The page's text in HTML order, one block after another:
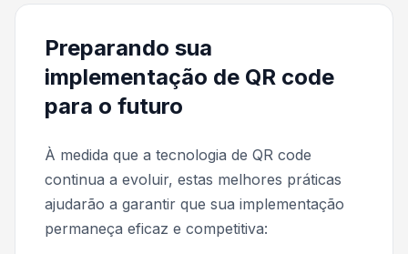
Preparando sua
implementação de QR code
para o futuro
À medida que a tecnologia de QR code
continua a evoluir, estas melhores práticas
ajudarão a garantir que sua implementação
permaneça eficaz e competitiva: